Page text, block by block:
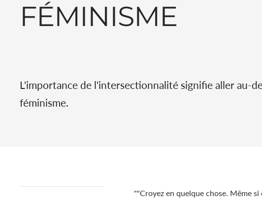
FÉMINISME
L'importance de l'intersectionnalité signifie aller au-
féminisme.
""Croyez en quelque chose. Même